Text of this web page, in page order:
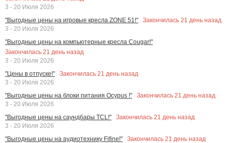
3 - 20 Июля 2026
"Выгодные цены на игровые кресла ZONE 51!"
Закончилась 21 день назад
3 - 20 Июля 2026
"Выгодные цены на компьютерные кресла Cougar!"
Закончилась 21 день назад
3 - 20 Июля 2026
"Цены в отпуске!"
Закончилась 21 день назад
3 - 20 Июля 2026
"Выгодные цены на блоки питания Ocypus !"
Закончилась 21 день назад
3 - 20 Июля 2026
"Выгодные цены на саундбары TCL!"
Закончилась 21 день назад
3 - 20 Июля 2026
"Выгодные цены на аудиотехнику Fifine!"
Закончилась 21 день назад